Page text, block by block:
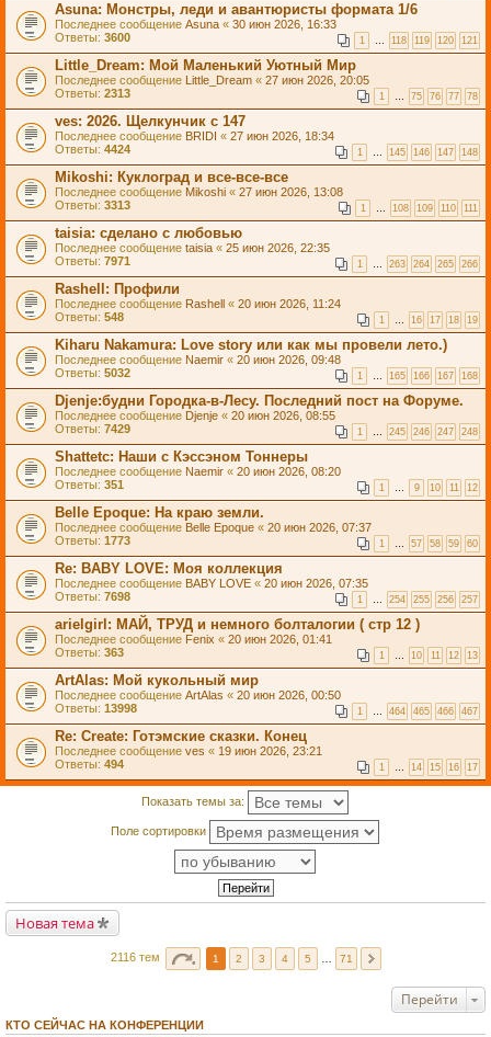
Asuna: Монстры, леди и авантюристы формата 1/6
Последнее сообщение Asuna « 30 июн 2026, 16:33
Ответы: 3600 1 … 118 119 120 121
Little_Dream: Мой Маленький Уютный Мир
Последнее сообщение Little_Dream « 27 июн 2026, 20:05
Ответы: 2313 1 … 75 76 77 78
ves: 2026. Щелкунчик с 147
Последнее сообщение BRIDI « 27 июн 2026, 18:34
Ответы: 4424 1 … 145 146 147 148
Mikoshi: Куклоград и все-все-все
Последнее сообщение Mikoshi « 27 июн 2026, 13:08
Ответы: 3313 1 … 108 109 110 111
taisia: сделано с любовью
Последнее сообщение taisia « 25 июн 2026, 22:35
Ответы: 7971 1 … 263 264 265 266
Rashell: Профили
Последнее сообщение Rashell « 20 июн 2026, 11:24
Ответы: 548 1 … 16 17 18 19
Kiharu Nakamura: Love story или как мы провели лето.)
Последнее сообщение Naemir « 20 июн 2026, 09:48
Ответы: 5032 1 … 165 166 167 168
Djenje:будни Городка-в-Лесу. Последний пост на Форуме.
Последнее сообщение Djenje « 20 июн 2026, 08:55
Ответы: 7429 1 … 245 246 247 248
Shattetc: Наши с Кэссэном Тоннеры
Последнее сообщение Naemir « 20 июн 2026, 08:20
Ответы: 351 1 … 9 10 11 12
Belle Epoque: На краю земли.
Последнее сообщение Belle Epoque « 20 июн 2026, 07:37
Ответы: 1773 1 … 57 58 59 60
Re: BABY LOVE: Моя коллекция
Последнее сообщение BABY LOVE « 20 июн 2026, 07:35
Ответы: 7698 1 … 254 255 256 257
arielgirl: МАЙ, ТРУД и немного болталогии ( стр 12 )
Последнее сообщение Fenix « 20 июн 2026, 01:41
Ответы: 363 1 … 10 11 12 13
ArtAlas: Мой кукольный мир
Последнее сообщение ArtAlas « 20 июн 2026, 00:50
Ответы: 13998 1 … 464 465 466 467
Re: Create: Готэмские сказки. Конец
Последнее сообщение ves « 19 июн 2026, 23:21
Ответы: 494 1 … 14 15 16 17
Показать темы за:
Поле сортировки
Новая тема
2116 тем 1 2 3 4 5 71
Перейти
КТО СЕЙЧАС НА КОНФЕРЕНЦИИ